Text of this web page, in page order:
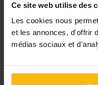
Ce site web utilise des
Les cookies nous
et les annonces, d'offrir
médias sociaux et
pour gérer
Avec votre